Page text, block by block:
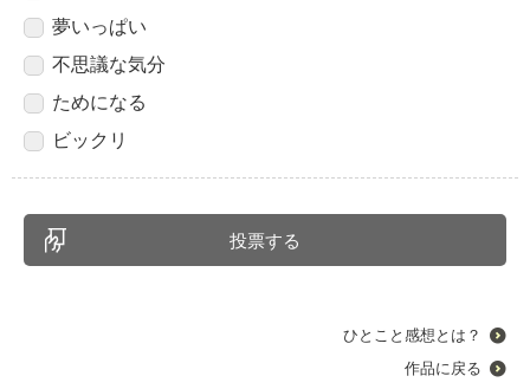
夢いっぱい
不思議な気分
ためになる
ビックリ
ひとこと感想とは？
作品に戻る